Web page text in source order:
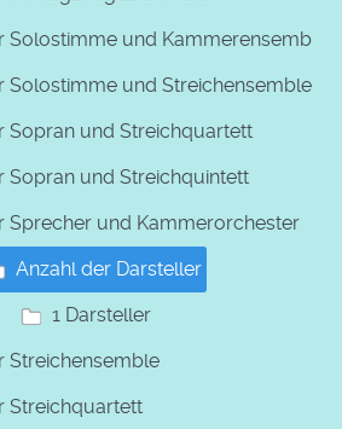
Solostimme und Kammerensemble
Solostimme und Streichensemble
Sopran und Streichquartett
Sopran und Streichquintett
Sprecher und Kammerorchester
Anzahl der Darsteller
1 Darsteller
Streichensemble
Streichquartett